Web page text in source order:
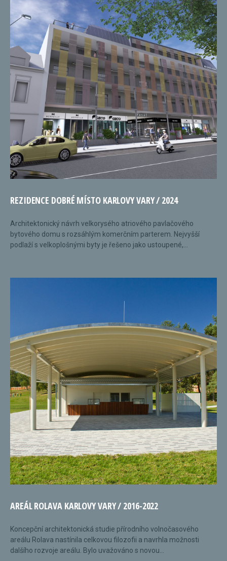
REZIDENCE DOBRÉ MÍSTO KARLOVY VARY / 2024
Architektonický návrh velkorysého atriového pavlačového
bytového domu s rozsáhlým komerčním parterem. Nejvyšší
podlaží s velkoplošnými byty je řešeno jako ustoupené,...
AREÁL ROLAVA KARLOVY VARY / 2016-2022
Koncepční architektonická studie přírodního volnočasového
areálu Rolava nastínila celkovou filozofii a navrhla možnosti
dalšího rozvoje areálu. Bylo uvažováno s novou...